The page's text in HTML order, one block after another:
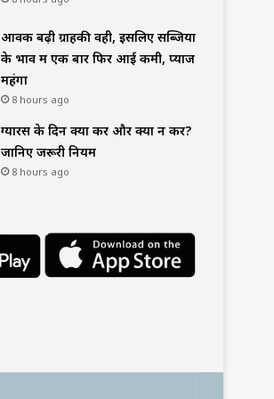
आवक बढ़ी ग्राहकी वही, इसलिए सब्जियों
के भाव में एक बार फिर आई कमी, प्याज
महंगा
8 hours ago
ग्यारस के दिन क्या करें और क्या न करें?
जानिए जरूरी नियम
8 hours ago